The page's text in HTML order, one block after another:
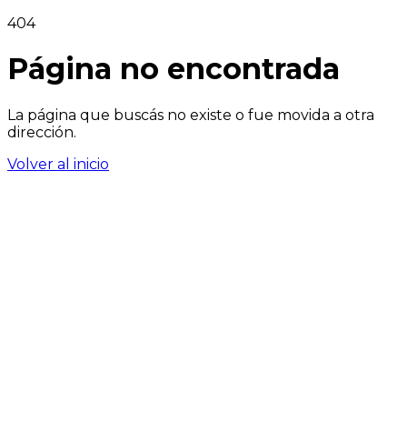
404
Página no encontrada
La página que buscás no existe o fue movida a otra
dirección.
Volver al inicio